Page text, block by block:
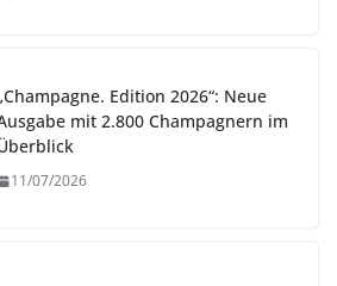
Edition 2026“: Neue
mit 2.800 Champagnern im
11/07/2026